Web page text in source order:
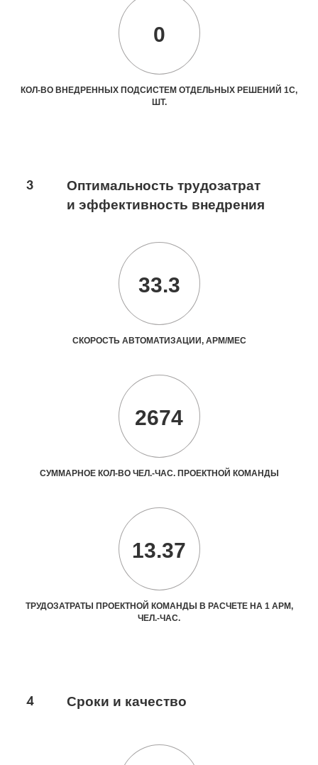
0
КОЛ-ВО ВНЕДРЕННЫХ ПОДСИСТЕМ ОТДЕЛЬНЫХ РЕШЕНИЙ 1С,
ШТ.
3
Оптимальность трудозатрат
и эффективность внедрения
33.3
СКОРОСТЬ АВТОМАТИЗАЦИИ, АРМ/МЕС
2674
СУММАРНОЕ КОЛ-ВО ЧЕЛ.-ЧАС. ПРОЕКТНОЙ КОМАНДЫ
13.37
ТРУДОЗАТРАТЫ ПРОЕКТНОЙ КОМАНДЫ В РАСЧЕТЕ НА 1 АРМ,
ЧЕЛ.-ЧАС.
4 Сроки и качество